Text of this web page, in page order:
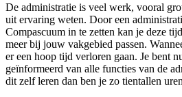
De administratie is veel werk, vooral
uit ervaring weten. Door een
Compascuum in te zetten kan je deze
meer bij jouw vakgebied passen.
er een hoop tijd verloren gaan. Je bent
geïnformeerd van alle functies van de
dit zelf leren dan ben je zo tientallen